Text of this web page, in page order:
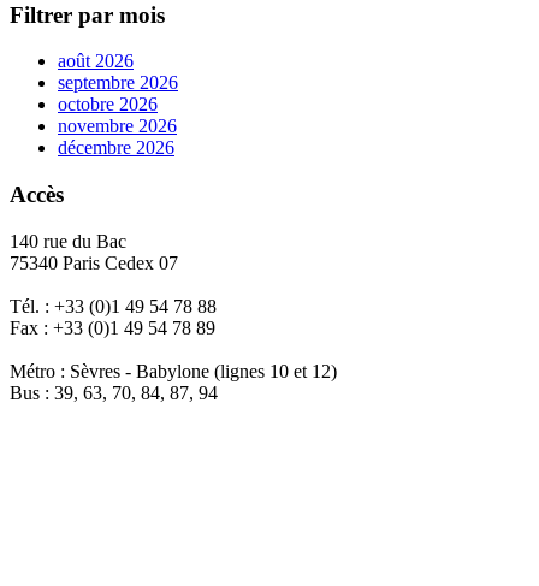
Filtrer par mois
août 2026
septembre 2026
octobre 2026
novembre 2026
décembre 2026
Accès
140 rue du Bac
75340 Paris Cedex 07
Tél. : +33 (0)1 49 54 78 88
Fax : +33 (0)1 49 54 78 89
Métro : Sèvres - Babylone (lignes 10 et 12)
Bus : 39, 63, 70, 84, 87, 94